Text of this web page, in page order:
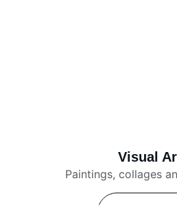
Visual
Paintings, collages